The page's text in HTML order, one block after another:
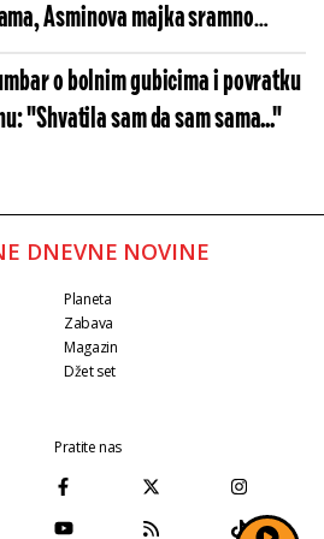
Asminova majka sramno
Maju (VIDEO)
o bolnim gubicima i povratku
"Shvatila sam da sam sama..."
DNEVNE NOVINE
Planeta
Zabava
Magazin
Džet set
Pratite nas